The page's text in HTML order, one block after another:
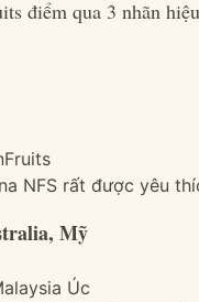
điểm qua 3 nhãn
NFS rất được yêu
Mỹ